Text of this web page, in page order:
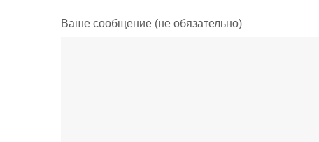
Ваше сообщение (не обязательно)